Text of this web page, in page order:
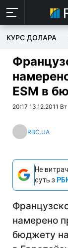
КУРС ДОЛАРА
ESM в
20:17 13.12.2011 Вт
RBC.UA
Не
суть з
намерено
бюджету